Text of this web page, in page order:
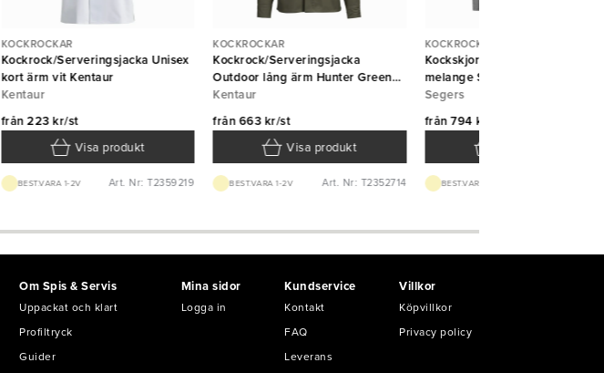
KOCKROCKAR
Kockrock/Serveringsjacka Unisex
kort ärm vit Kentaur
Kentaur
från223 kr/st
Visa produkt
BEST.VARA 1-2V Art. Nr: T2359219
KOCKROCKAR
Kockrock/Serveringsjacka
Outdoor lång ärm Hunter Green
Kentaur
Kentaur
från663 kr/st
Visa produkt
BEST.VARA 1-2V Art. Nr: T2352714
KOCKROCKAR
Kockskjorta 1109 unisex grå
melange Segers
Segers
från794 kr/st
BEST.VARA 1-2V
Om Spis & Servis
Uppackat och klart
Profiltryck
Guider
Mina sidor
Logga in
Kundservice
Kontakt
FAQ
Leverans
Villkor
Köpvillkor
Privacy policy